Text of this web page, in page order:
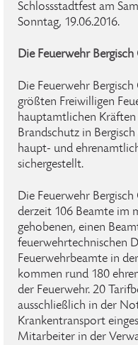
Schlossstadtfest am
Sonntag, 19.06.2016.
Die Feuerwehr
Die Feuerwehr
größten Freiwilligen
hauptamtlichen Kräften
Brandschutz in
haupt- und
sichergestellt.
Die Feuerwehr
derzeit 106 Beamte im
gehobenen, einen
feuerwehrtechnischen
Feuerwehrbeamte in
kommen rund 180
der Feuerwehr. 20
ausschließlich in der
Krankentransport
Mitarbeiter in der